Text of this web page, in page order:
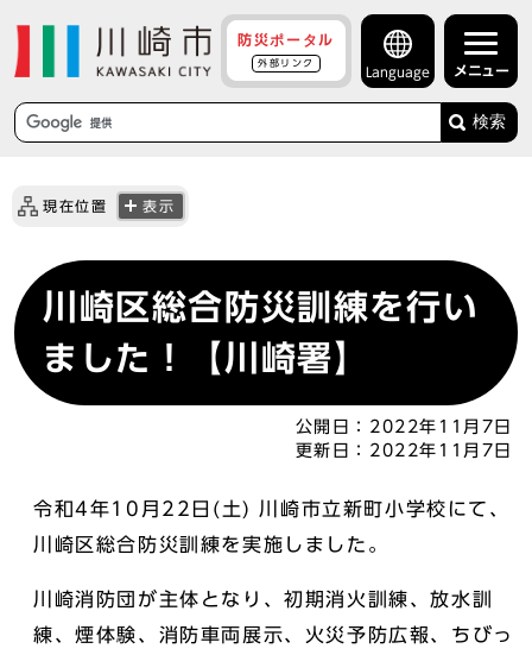
防災ポータル
外部リンク
Language メニュー
検索
現在位置 表示
川崎区総合防災訓練を行い
ました！【川崎署】
公開日： 2022年11月7日
更新日： 2022年11月7日
令和4年10月22日(土) 川崎市立新町小学校にて、
川崎区総合防災訓練を実施しました。
川崎消防団が主体となり、初期消火訓練、放水訓
練、煙体験、消防車両展示、火災予防広報、ちびっ